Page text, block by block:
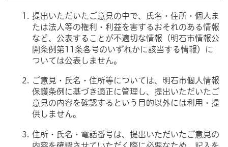
提出いただいたご意見の中で、氏名・住所・個人ま
たは法人等の権利・利益を害するおそれのある情報
など、公表することが不適切な情報（明石市情報公
開条例第11条各号のいずれかに該当する情報）に
ついては公表しません。
ご意見・氏名・住所等については、明石市個人情報
保護条例に基づき適正に管理し、提出いただいたご
意見の内容を確認するという目的以外には利用・提
供しません。
住所・氏名・電話番号は、提出いただいたご意見の